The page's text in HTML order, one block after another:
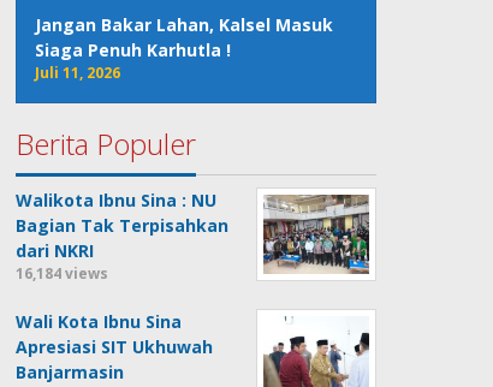
Jangan Bakar Lahan, Kalsel Masuk
Siaga Penuh Karhutla !
Juli 11, 2026
Berita Populer
Walikota Ibnu Sina : NU
Bagian Tak Terpisahkan
dari NKRI
16,184 views
Wali Kota Ibnu Sina
Apresiasi SIT Ukhuwah
Banjarmasin